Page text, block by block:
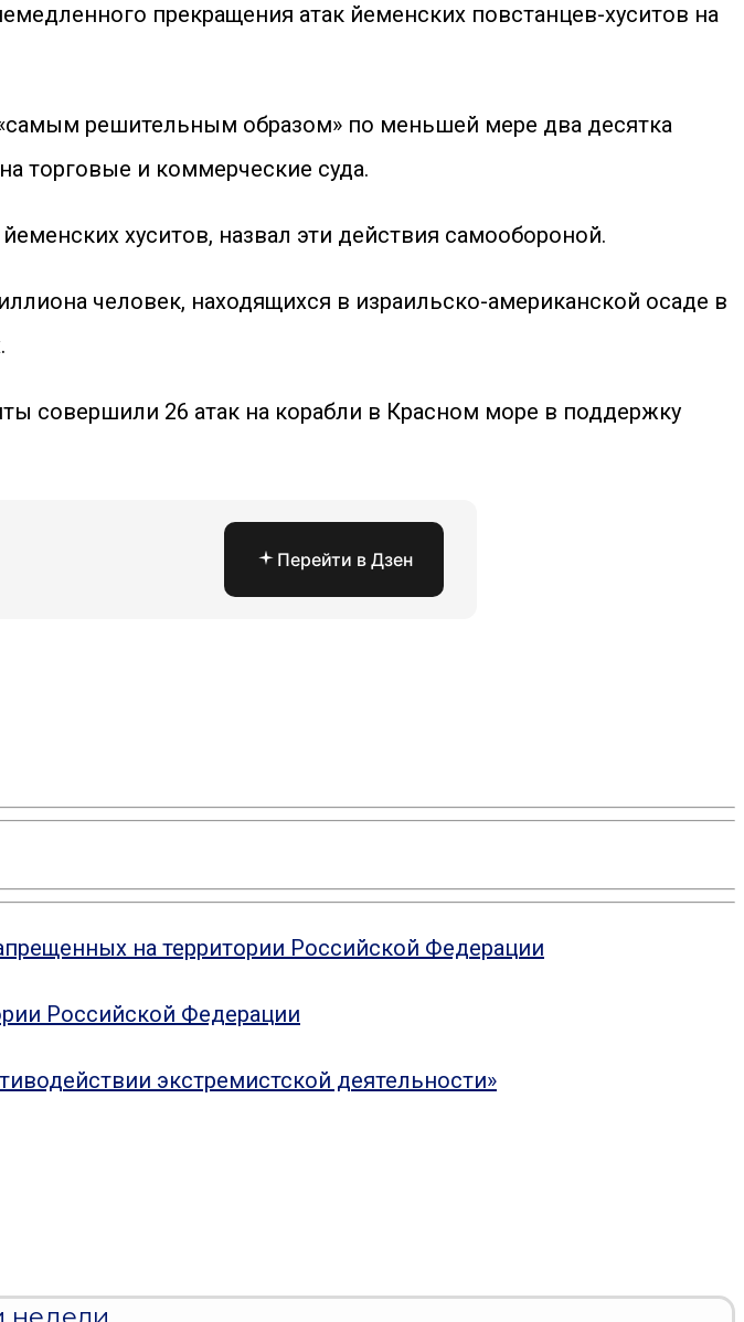
прекращения атак йеменских повстанцев-хуситов на
решительным образом» по меньшей мере два десятка
торговые и коммерческие суда.
хуситов, назвал эти действия самообороной.
человек, находящихся в израильско-американской осаде в
совершили 26 атак на корабли в Красном море в поддержку
Перейти в Дзен
на территории Российской Федерации
Российской Федерации
экстремистской деятельности»